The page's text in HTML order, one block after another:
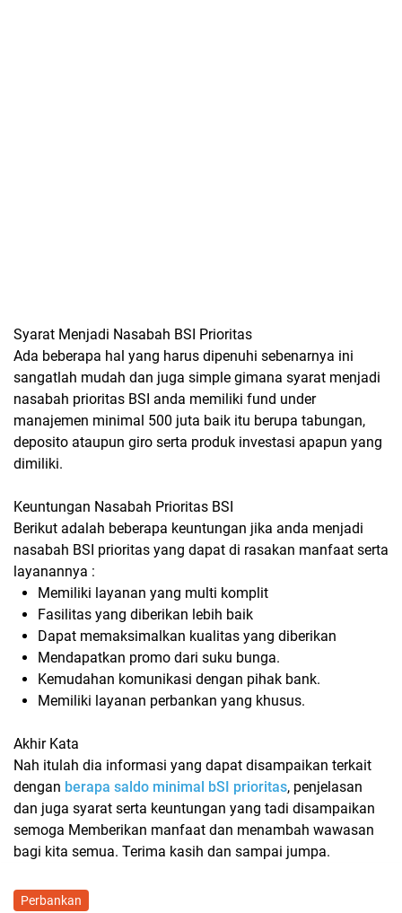
Syarat Menjadi Nasabah BSI Prioritas
Ada beberapa hal yang harus dipenuhi sebenarnya ini
sangatlah mudah dan juga simple gimana syarat menjadi
nasabah prioritas BSI anda memiliki fund under
manajemen minimal 500 juta baik itu berupa tabungan,
deposito ataupun giro serta produk investasi apapun yang
dimiliki.
Keuntungan Nasabah Prioritas BSI
Berikut adalah beberapa keuntungan jika anda menjadi
nasabah BSI prioritas yang dapat di rasakan manfaat serta
layanannya :
Memiliki layanan yang multi komplit
Fasilitas yang diberikan lebih baik
Dapat memaksimalkan kualitas yang diberikan
Mendapatkan promo dari suku bunga.
Kemudahan komunikasi dengan pihak bank.
Memiliki layanan perbankan yang khusus.
Akhir Kata
Nah itulah dia informasi yang dapat disampaikan terkait
dengan berapa saldo minimal bSI prioritas, penjelasan
dan juga syarat serta keuntungan yang tadi disampaikan
semoga Memberikan manfaat dan menambah wawasan
bagi kita semua. Terima kasih dan sampai jumpa.
Perbankan